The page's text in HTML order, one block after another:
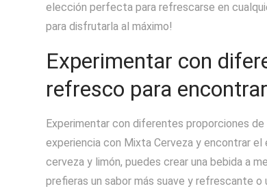
elección perfecta para refrescarse en
para disfrutarla al máximo!
Experimentar con
refresco para
Experimentar con diferentes proporciones
experiencia con Mixta Cerveza y encontrar
cerveza y limón, puedes crear una bebida a
prefieras un sabor más suave y refrescante